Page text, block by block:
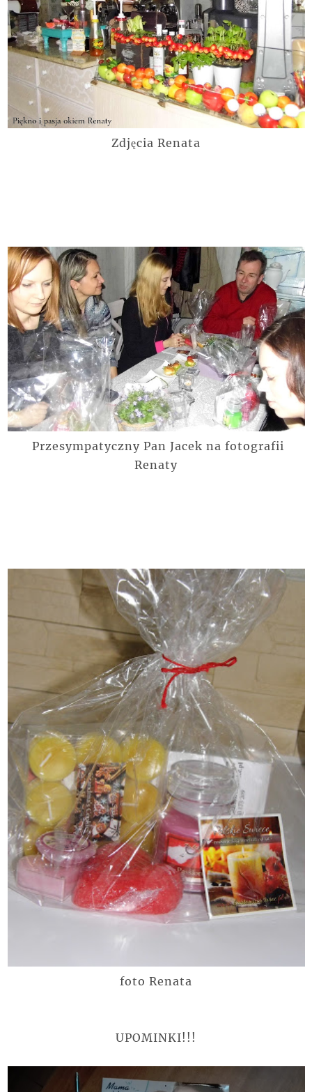
Zdjęcia Renata
Przesympatyczny Pan Jacek na fotografii
Renaty
foto Renata
UPOMINKI!!!